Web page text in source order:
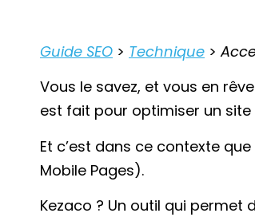
Guide SEO > Technique >
Vous le savez, et vous en
est fait pour optimiser un
Et c’est dans ce contexte
Mobile Pages).
Kezaco ? Un outil qui permet